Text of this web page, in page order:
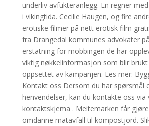
underliv avfukteranlegg. En regner
i vikingtida. Cecilie Haugen, og fire
erotiske filmer på nett erotisk film
fra Drangedal kommunes advokater
erstatning for mobbingen de har
viktig nøkkelinformasjon som blir brukt
oppsettet av kampanjen. Les mer:
Kontakt oss Dersom du har spørsmål
henvendelser, kan du kontakte oss via
kontaktskjema . Meitemarken får
omdanne matavfall til kompostjord.